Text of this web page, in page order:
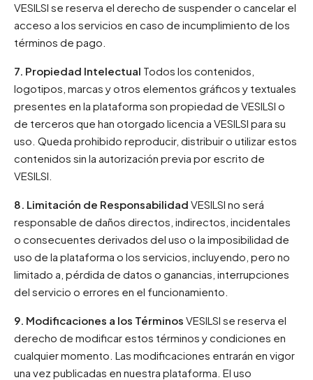
VESILSI se reserva el derecho de suspender o cancelar el
acceso a los servicios en caso de incumplimiento de los
términos de pago.
7. Propiedad Intelectual Todos los contenidos,
logotipos, marcas y otros elementos gráficos y textuales
presentes en la plataforma son propiedad de VESILSI o
de terceros que han otorgado licencia a VESILSI para su
uso. Queda prohibido reproducir, distribuir o utilizar estos
contenidos sin la autorización previa por escrito de
VESILSI.
8. Limitación de Responsabilidad VESILSI no será
responsable de daños directos, indirectos, incidentales
o consecuentes derivados del uso o la imposibilidad de
uso de la plataforma o los servicios, incluyendo, pero no
limitado a, pérdida de datos o ganancias, interrupciones
del servicio o errores en el funcionamiento.
9. Modificaciones a los Términos VESILSI se reserva el
derecho de modificar estos términos y condiciones en
cualquier momento. Las modificaciones entrarán en vigor
una vez publicadas en nuestra plataforma. El uso